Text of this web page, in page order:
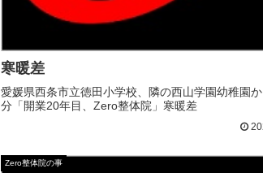
寒暖差
愛媛県西条市立徳田小学校、隣の西山学園幼稚園か
分「開業20年目、Zero整体院」寒暖差
Zero整体院の事